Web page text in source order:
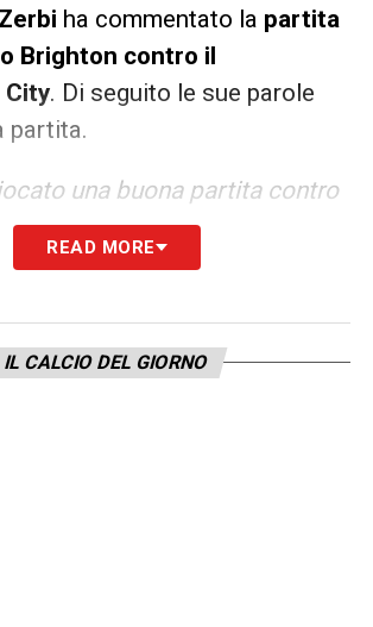
ha commentato la partita
Brighton contro il
. Di seguito le sue parole
partita.
una buona partita contro
più importanti della
dell’Europa e del mondo.
abbiamo cambiato mentalità. I
READ MORE
IL CALCIO DEL GIORNO